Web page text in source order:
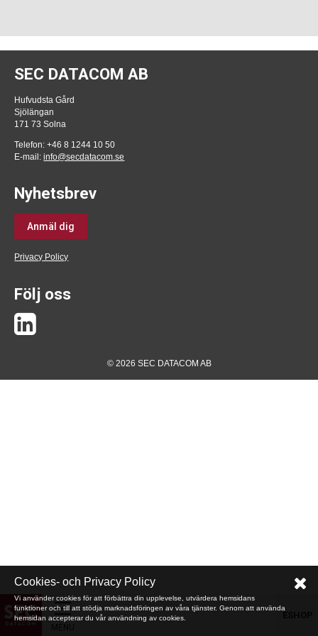
SEC DATACOM AB
Hufvudsta Gård
Sjölängan
171 73 Solna
Telefon: +46 8 1244 10 50
E-mail:info@secdatacom.se
Nyhetsbrev
Anmäl dig
Privacy Policy
Följ oss
© 2026 SEC DATACOM AB
Cookies- och Privacy Policy
Vi använder cookies för att förbättra din upplevelse, utvärdera hemsidans
funktioner och till att stödja marknadsföringen av våra tjänster. Genom att använda
hemsidan accepterar du vår användning av cookies.